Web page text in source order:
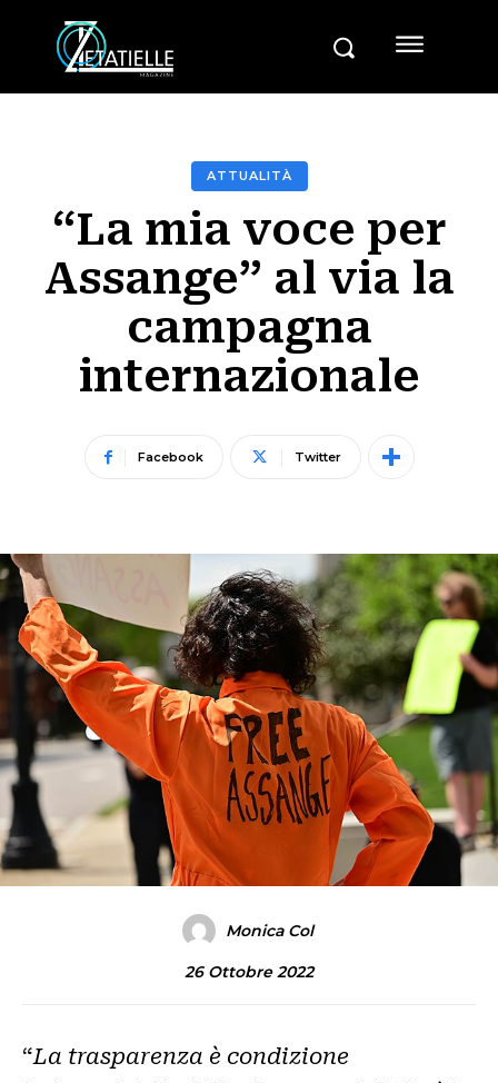
ATTUALITÀ
“La mia voce per
Assange” al via la
campagna
internazionale
Facebook Twitter
Monica Col
26 Ottobre 2022
“La trasparenza è condizione